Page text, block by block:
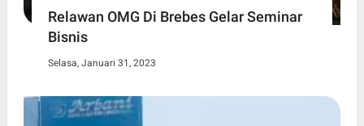
Relawan OMG Di Brebes Gelar Seminar
Bisnis
Selasa, Januari 31, 2023